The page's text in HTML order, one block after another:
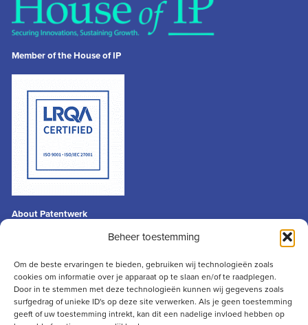
Beheer toestemming
Om de beste ervaringen te bieden, gebruiken wij technologieën zoals
cookies om informatie over je apparaat op te slaan en/of te raadplegen.
Door in te stemmen met deze technologieën kunnen wij gegevens zoals
surfgedrag of unieke ID's op deze site verwerken. Als je geen toestemming
geeft of uw toestemming intrekt, kan dit een nadelige invloed hebben op
Member of the House of IP
About Patentwerk
Disclaimer
Contact
info@patentwerk.nl
+31 (0)73 691 13 50